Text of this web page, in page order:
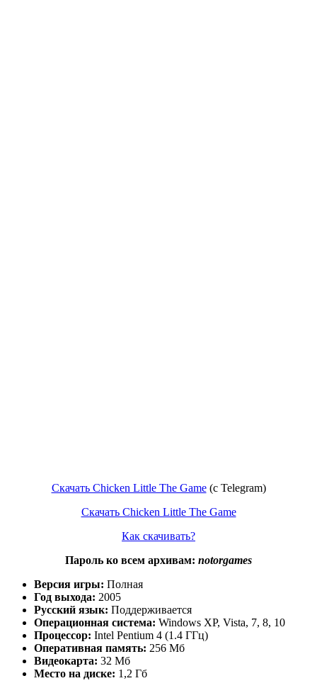
Скачать Chicken Little The Game(c Telegram)
Скачать Chicken Little The Game
Как скачивать?
Пароль ко всем архивам: notorgames
Версия игры: Полная
Год выхода: 2005
Русский язык: Поддерживается
Операционная система: Windows XP, Vista, 7, 8, 10
Процессор: Intel Pentium 4 (1.4 ГГц)
Оперативная память: 256 Мб
Видеокарта: 32 Мб
Место на диске: 1,2 Гб